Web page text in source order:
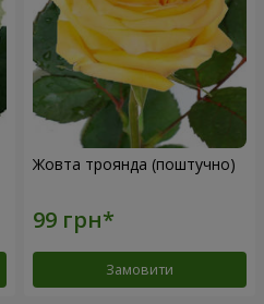
Жовта троянда (поштучно)
Замовити